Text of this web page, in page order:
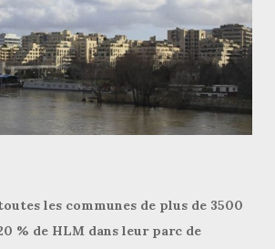
les communes de plus de 3500
% de HLM dans leur parc de